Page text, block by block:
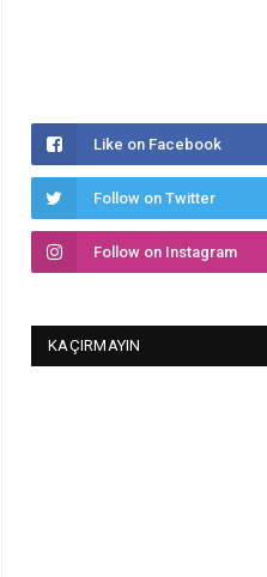
Like on Facebook
Follow on Twitter
Follow on Instagram
KAÇIRMAYIN